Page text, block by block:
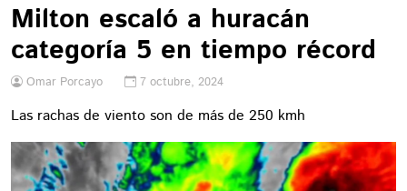
Milton escaló a huracán
categoría 5 en tiempo récord
Omar Porcayo 7 octubre, 2024
Las rachas de viento son de más de 250 kmh